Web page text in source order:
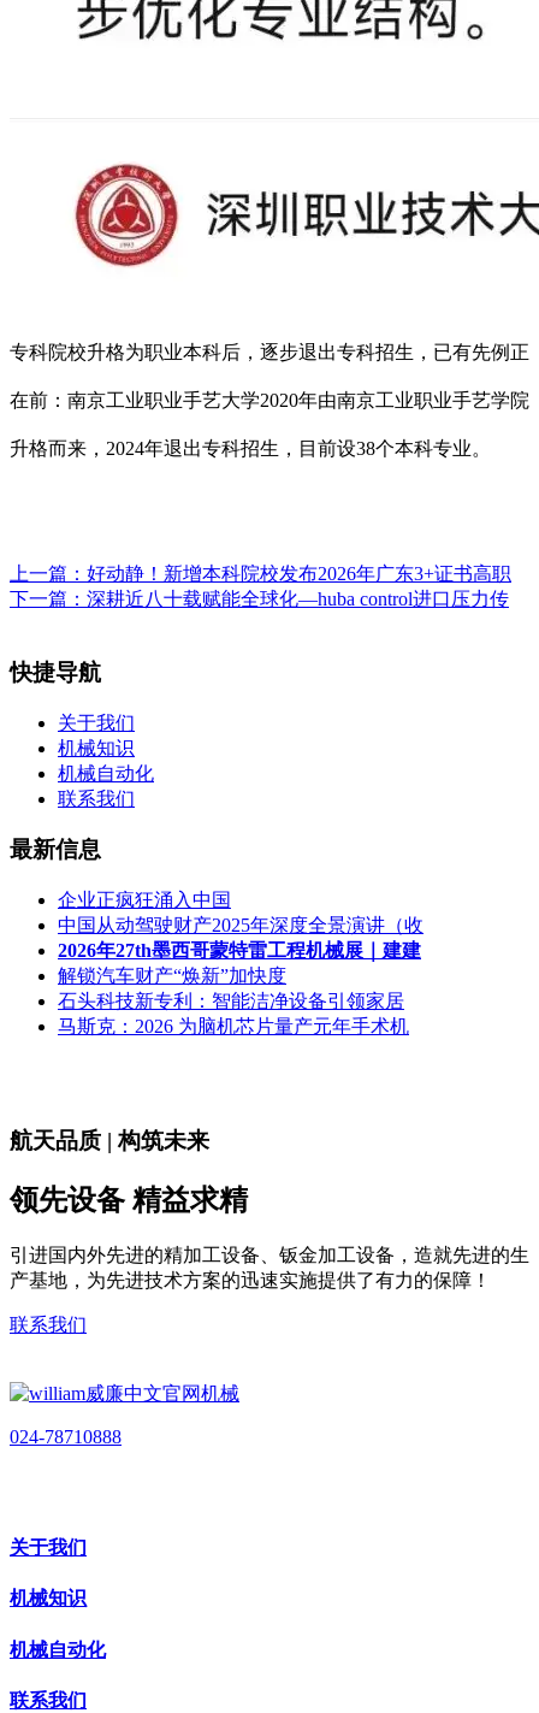
专科院校升格为职业本科后，逐步退出专科招生，已有先例正
在前：南京工业职业手艺大学2020年由南京工业职业手艺学院
升格而来，2024年退出专科招生，目前设38个本科专业。
上一篇： 好动静！新增本科院校发布2026年广东3+证书高职
下一篇： 深耕近八十载赋能全球化—huba control进口压力传
快捷导航
关于我们
机械知识
机械自动化
联系我们
最新信息
企业正疯狂涌入中国
中国从动驾驶财产2025年深度全景演讲（收
2026年27th墨西哥蒙特雷工程机械展｜建建
解锁汽车财产“焕新”加快度
石头科技新专利：智能洁净设备引领家居
马斯克：2026 为脑机芯片量产元年手术机
航天品质 | 构筑未来
领先设备 精益求精
引进国内外先进的精加工设备、钣金加工设备，造就先进的生
产基地，为先进技术方案的迅速实施提供了有力的保障！
联系我们
024-78710888
关于我们
机械知识
机械自动化
联系我们